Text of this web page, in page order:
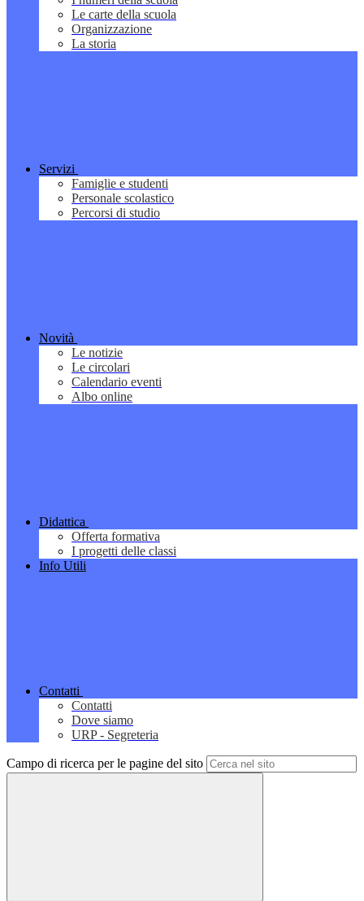
Le carte della scuola
Organizzazione
La storia
Servizi
Famiglie e studenti
Personale scolastico
Percorsi di studio
Novità
Le notizie
Le circolari
Calendario eventi
Albo online
Didattica
Offerta formativa
I progetti delle classi
Info Utili
Contatti
Contatti
Dove siamo
URP - Segreteria
Campo di ricerca per le pagine del sito